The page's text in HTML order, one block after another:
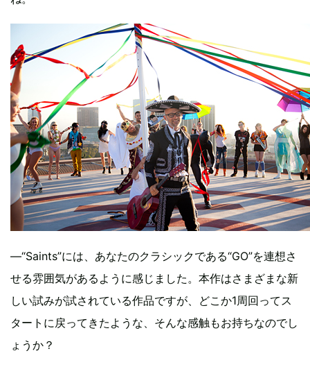
―“Saints”には、あなたのクラシックである“GO”を連想さ
せる雰囲気があるように感じました。本作はさまざまな新
しい試みが試されている作品ですが、どこか1周回ってス
タートに戻ってきたような、そんな感触もお持ちなのでし
ょうか？